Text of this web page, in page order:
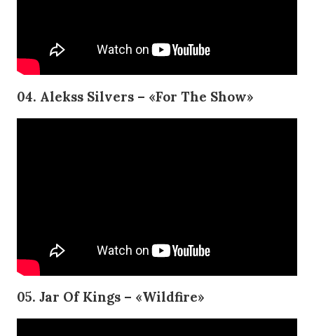
04. Alekss Silvers – «For The Show»
05. Jar Of Kings – «Wildfire»